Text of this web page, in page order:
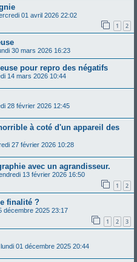
01 avril 2026 22:02
1 2
30 mars 2026 16:23
pour repro des négatifs
14 mars 2026 10:44
28 février 2026 12:45
à coté d'un appareil des
27 février 2026 10:28
avec un agrandisseur.
13 février 2026 16:50
1 2
finalité ?
décembre 2025 23:17
1 2 3
lundi 01 décembre 2025 20:44